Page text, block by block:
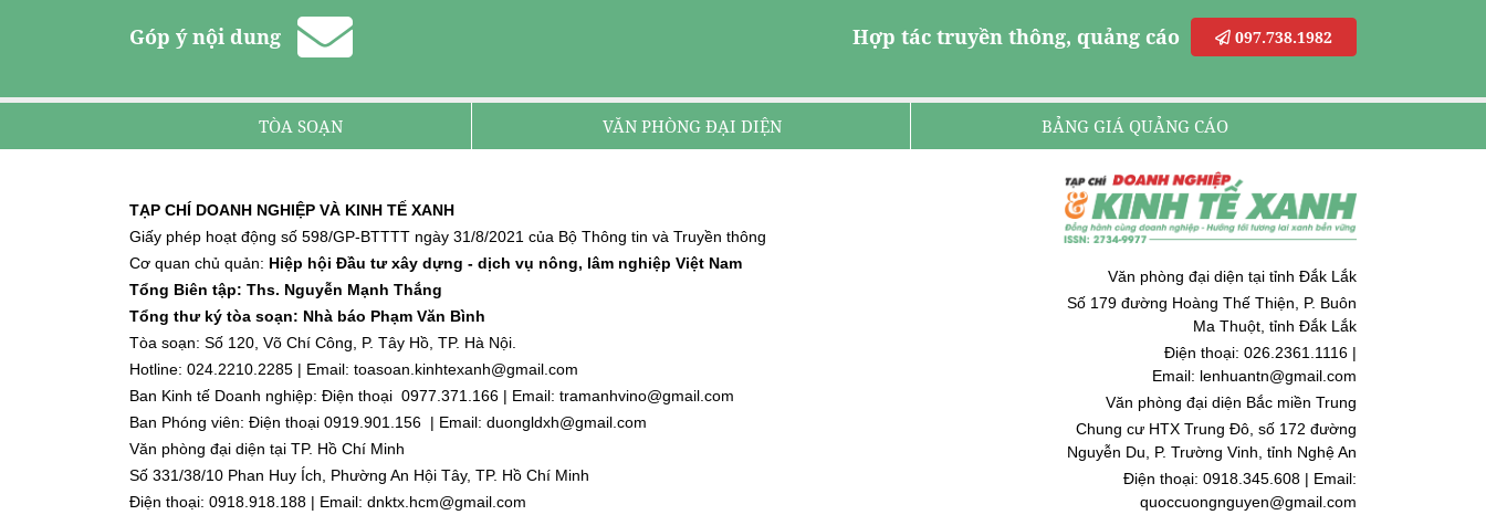
Góp ý nội dung Hợp tác truyền thông, quảng cáo 097.738.1982
TÒA SOẠN VĂN PHÒNG ĐẠI DIỆN BẢNG GIÁ QUẢNG CÁO
TẠP CHÍ DOANH NGHIỆP VÀ KINH TẾ XANH
Giấy phép hoạt động số 598/GP-BTTTT ngày 31/8/2021 của Bộ Thông tin và Truyền thông
Cơ quan chủ quản: Hiệp hội Đầu tư xây dựng - dịch vụ nông, lâm nghiệp Việt Nam
Tổng Biên tập: Ths. Nguyễn Mạnh Thắng
Tổng thư ký tòa soạn: Nhà báo Phạm Văn Bình
Tòa soạn: Số 120, Võ Chí Công, P. Tây Hồ, TP. Hà Nội.
Hotline: 024.2210.2285 | Email: toasoan.kinhtexanh@gmail.com
Ban Kinh tế Doanh nghiệp: Điện thoại 0977.371.166 | Email: tramanhvino@gmail.com
Ban Phóng viên: Điện thoại 0919.901.156 | Email: duongldxh@gmail.com
Văn phòng đại diện tại TP. Hồ Chí Minh
Số 331/38/10 Phan Huy Ích, Phường An Hội Tây, TP. Hồ Chí Minh
Điện thoại: 0918.918.188 | Email: dnktx.hcm@gmail.com
Văn phòng đại diện tại tỉnh Đắk Lắk
Số 179 đường Hoàng Thế Thiện, P. Buôn
Ma Thuột, tỉnh Đắk Lắk
Điện thoại: 026.2361.1116 |
Email: lenhuantn@gmail.com
Văn phòng đại diện Bắc miền Trung
Chung cư HTX Trung Đô, số 172 đường
Nguyễn Du, P. Trường Vinh, tỉnh Nghệ An
Điện thoại: 0918.345.608 | Email:
quoccuongnguyen@gmail.com